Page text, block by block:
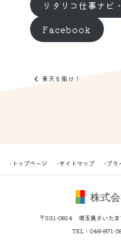
リタリコ仕事ナビ
Facebook
青天を衝け！
-トップページ -サイトマップ -プラ
〒331-0814 埼玉県さいた
TEL： 048-871-